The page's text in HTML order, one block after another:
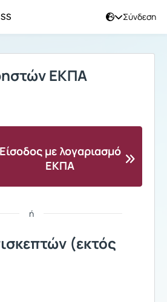
Σύνδεση
ΕΚΠΑ
Είσοδος με λογαριασμό
ΕΚΠΑ
ή
(εκτός